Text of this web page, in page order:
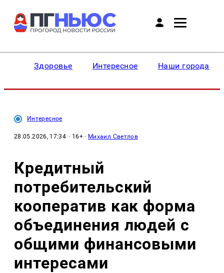
Здоровье Интересное Наши города
Интересное
28.05.2026, 17:34 · 16+ · Михаил Светлов
Кредитный
потребительский
кооператив как форма
объединения людей с
общими финансовыми
интересами